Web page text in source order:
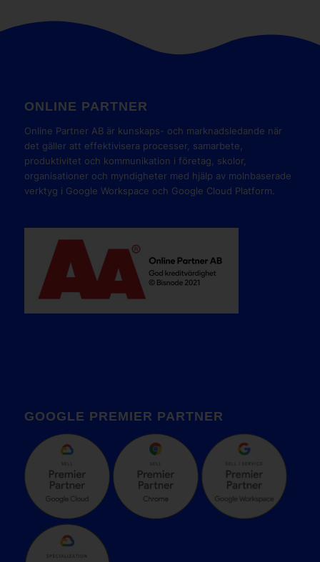
ONLINE PARTNER
Online Partner AB är kunskaps- och marknadsledande när
det gäller att effektivisera processer, samarbete,
produktivitet och kommunikation i företag, skolor,
organisationer och myndigheter med hjälp av molnbaserade
verktyg i Google Workspace och Google Cloud Platform.
GOOGLE PREMIER PARTNER